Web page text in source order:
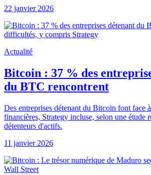
22 janvier 2026
Actualité
Bitcoin : 37 % des
du BTC rencontrent
Des entreprises détenant du Bitcoin font face
financières, Strategy incluse, selon une étude
détenteurs d'actifs.
11 janvier 2026